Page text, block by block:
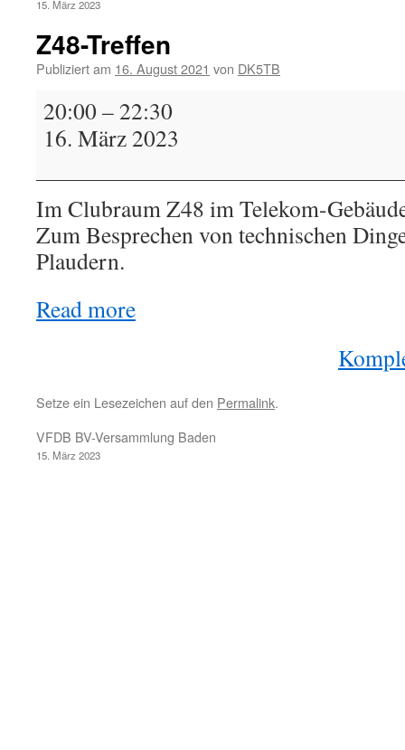
15. März 2023
Z48-Treffen
Publiziert am 16. August 2021 von DK5TB
Z48-
Treffen
20:00– 22:30
16. März 2023
Im Clubraum Z48 im Telekom-
Zum Besprechen von technischen
Plaudern.
Read more
Setze ein Lesezeichen auf den Permalink.
VFDB BV-Versammlung Baden
15. März 2023